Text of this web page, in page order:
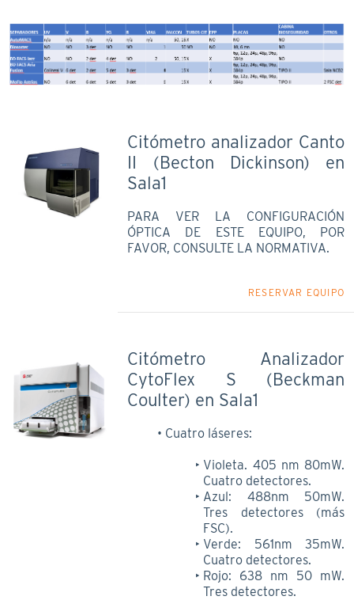
Citómetro analizador Canto
II (Becton Dickinson) en
Sala1
PARA VER LA CONFIGURACIÓN
ÓPTICA DE ESTE EQUIPO, POR
FAVOR, CONSULTE LA NORMATIVA.
RESERVAR EQUIPO
Citómetro Analizador
CytoFlex S (Beckman
Coulter) en Sala1
Cuatro láseres:
Violeta. 405 nm 80mW.
Cuatro detectores.
Azul: 488nm 50mW.
Tres detectores (más
FSC).
Verde: 561nm 35mW.
Cuatro detectores.
Rojo: 638 nm 50 mW.
Tres detectores.